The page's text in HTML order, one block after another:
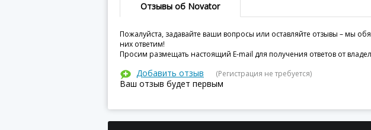
Отзывы об Novator
Пожалуйста, задавайте ваши вопросы или оставляйте отзывы – мы
них ответим!
Просим размещать настоящий E-mail для получения ответов от
Добавить отзыв (Регистрация не требуется)
Ваш отзыв будет первым